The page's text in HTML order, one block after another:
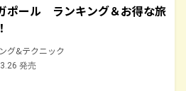
ポール ランキング＆お得な旅
グ&テクニック
発売